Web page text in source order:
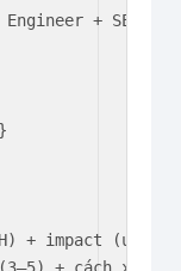
+ SEO-
+ impact (user/
+ cách xác